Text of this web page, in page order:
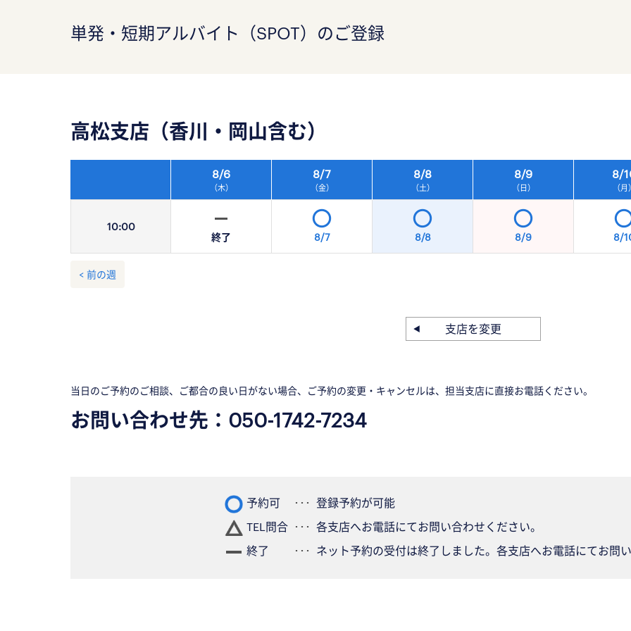
単発・短期アルバイト（SPOT）のご登録
高松支店（香川・岡山含む）
10:00
8/6
（木）
8/7
（金）
8/8
（土）
8/9
（日）
8/
（月）
終了 8/7 8/8 8/9 8/
< 前の週
支店を変更
当日のご予約のご相談、ご都合の良い日がない場合、ご予約の変更・キャンセルは、担当支店に直接お電話ください。
お問い合わせ先： 050-1742-7234
予約可
登録予約が可能
TEL問合
各支店へお電話にてお問い合わせください。
終了
ネット予約の受付は終了しました。各支店へお電話にてお問い